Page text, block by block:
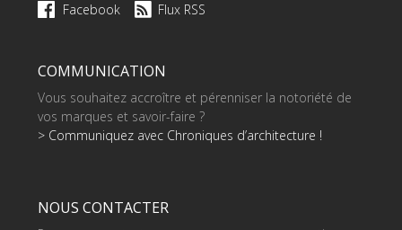
Facebook Flux RSS
COMMUNICATION
Vous souhaitez accroître et pérenniser la notoriété de
vos marques et savoir-faire ?
> Communiquez avec Chroniques d’architecture !
NOUS CONTACTER